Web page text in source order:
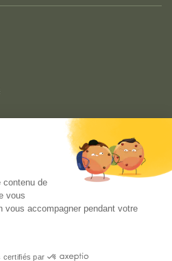
contenu de
vous
vous accompagner pendant votre
certifiés par
Instagram
INC. TOUS DROITS RÉSERVÉS.